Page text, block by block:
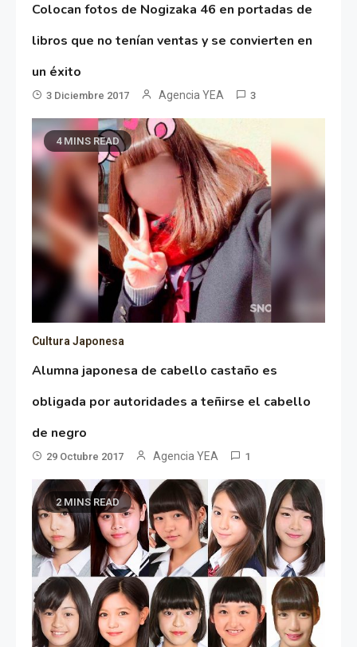
Colocan fotos de Nogizaka 46 en portadas de
libros que no tenían ventas y se convierten en
un éxito
3 Diciembre 2017 Agencia YEA 3
4 MINS READ
Cultura Japonesa
Alumna japonesa de cabello castaño es
obligada por autoridades a teñirse el cabello
de negro
29 Octubre 2017 Agencia YEA 1
2 MINS READ